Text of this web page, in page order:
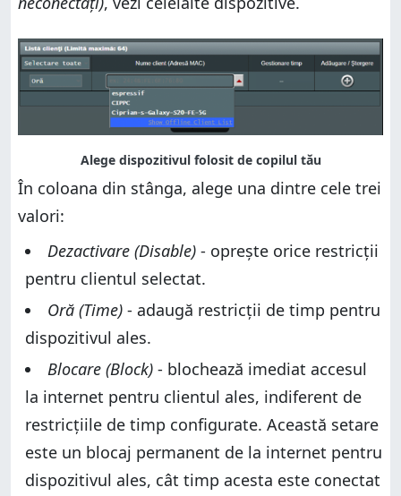
În coloana din stânga, alege una dintre cele trei
valori:
Dezactivare (Disable) - oprește orice restricții
pentru clientul selectat.
Oră (Time) - adaugă restricții de timp pentru
dispozitivul ales.
Blocare (Block) - blochează imediat accesul
la internet pentru clientul ales, indiferent de
restricțiile de timp configurate. Această setare
este un blocaj permanent de la internet pentru
dispozitivul ales, cât timp acesta este conectat